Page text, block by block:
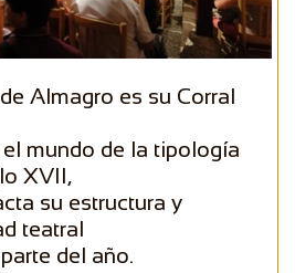
Almagro es su Corral
mundo de la tipología
XVII,
su estructura y
teatral
del año.